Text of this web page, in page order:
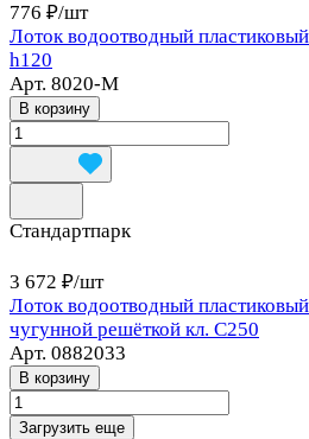
776 ₽/шт
Лоток водоотводный
h120
Арт. 8020-М
В корзину
Стандартпарк
3 672 ₽/шт
Лоток водоотводный
чугунной решёткой кл. С250
Арт. 0882033
В корзину
Загрузить еще